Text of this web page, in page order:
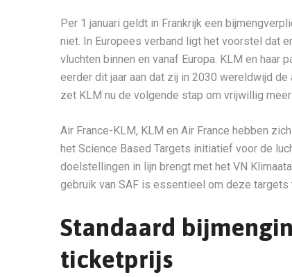
Per 1 januari geldt in Frankrijk een
niet. In Europees verband ligt het voorstel dat
vluchten binnen en vanaf Europa. KLM en
eerder dit jaar aan dat zij in 2030 wereldwijd
zet KLM nu de volgende stap om vrijwillig
Air France-KLM, KLM en Air France hebben
het Science Based Targets initiatief voor de
doelstellingen in lijn brengt met het VN
gebruik van SAF is essentieel om deze targets
Standaard
ticketprijs